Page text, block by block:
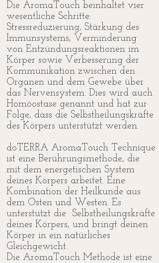
Die AromaTouch beinhaltet vier
wesentliche Schritte:
Stressreduzierung, Stärkung des
Immunsystems, Verminderung
von Entzündungsreaktionen im
Körper sowie Verbesserung der
Kommunikation zwischen den
Organen und dem Gewebe über
das Nervensystem. Dies wird auch
Homöostase genannt und hat zur
Folge, dass die Selbstheilungskräfte
des Körpers unterstützt werden.
doTERRA AromaTouch Technique
ist eine Berührungsmethode, die
mit dem energetischen System
deines Körpers arbeitet. Eine
Kombination der Heilkunde aus
dem Osten und Westen. Es
unterstützt die Selbstheilungskräfte
deines Körpers, und bringt deinen
Körper in ein natürliches
Gleichgewicht.
Die AromaTouch Methode ist eine